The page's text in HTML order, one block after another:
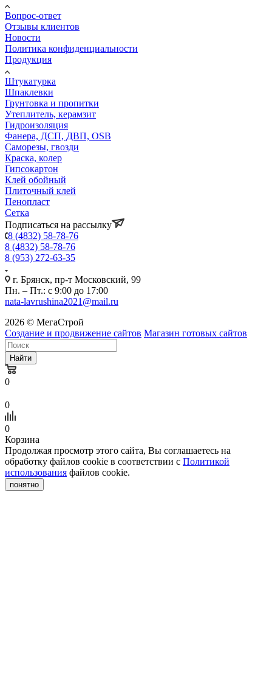
Вопрос-ответ
Отзывы клиентов
Новости
Политика конфиденциальности
Продукция
Штукатурка
Шпаклевки
Грунтовка и пропитки
Утеплитель, керамзит
Гидроизоляция
Фанера, ДСП, ДВП, OSB
Саморезы, гвозди
Краска, колер
Гипсокартон
Клей обойный
Плиточный клей
Пенопласт
Сетка
Подписаться на рассылку
8 (4832) 58-78-76
8 (4832) 58-78-76
8 (953) 272-63-35
г. Брянск, пр-т Московский, 99
Пн. – Пт.: с 9:00 до 17:00
nata-lavrushina2021@mail.ru
2026 © МегаСтрой
Создание и продвижение сайтов Магазин готовых сайтов
Найти
0
0
0
Корзина
Продолжая просмотр этого сайта, Вы соглашаетесь на
обработку файлов cookie в соответствии с Политикой
использования файлов cookie.
понятно